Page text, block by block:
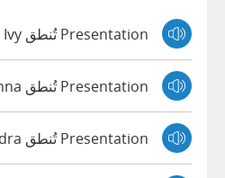
Presentation تُنطق Ivy
Presentation تُنطق Joanna
Presentation تُنطق Kendra